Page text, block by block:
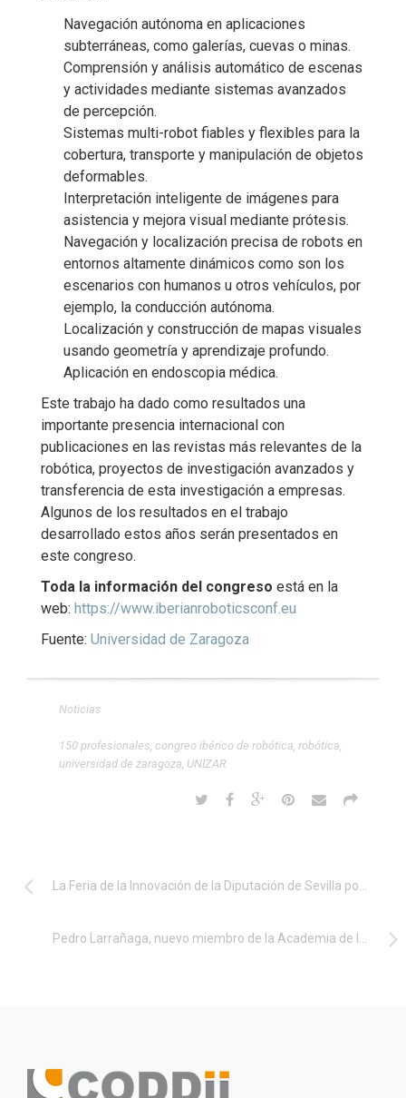
Navegación autónoma en aplicaciones
subterráneas, como galerías, cuevas o minas.
Comprensión y análisis automático de escenas
y actividades mediante sistemas avanzados
de percepción.
Sistemas multi-robot fiables y flexibles para la
cobertura, transporte y manipulación de objetos
deformables.
Interpretación inteligente de imágenes para
asistencia y mejora visual mediante prótesis.
Navegación y localización precisa de robots en
entornos altamente dinámicos como son los
escenarios con humanos u otros vehículos, por
ejemplo, la conducción autónoma.
Localización y construcción de mapas visuales
usando geometría y aprendizaje profundo.
Aplicación en endoscopia médica.
Este trabajo ha dado como resultados una
importante presencia internacional con
publicaciones en las revistas más relevantes de la
robótica, proyectos de investigación avanzados y
transferencia de esta investigación a empresas.
Algunos de los resultados en el trabajo
desarrollado estos años serán presentados en
este congreso.
Toda la información del congreso está en la
web: https://www.iberianroboticsconf.eu
Fuente: Universidad de Zaragoza
Noticias
150 profesionales congreo ibérico de robótica robótica
universidad de zaragoza UNIZAR